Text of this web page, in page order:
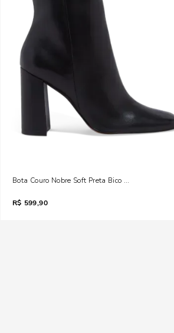
Bota Couro Nobre Soft Preta Bico Fino Salto
R$ 599,90